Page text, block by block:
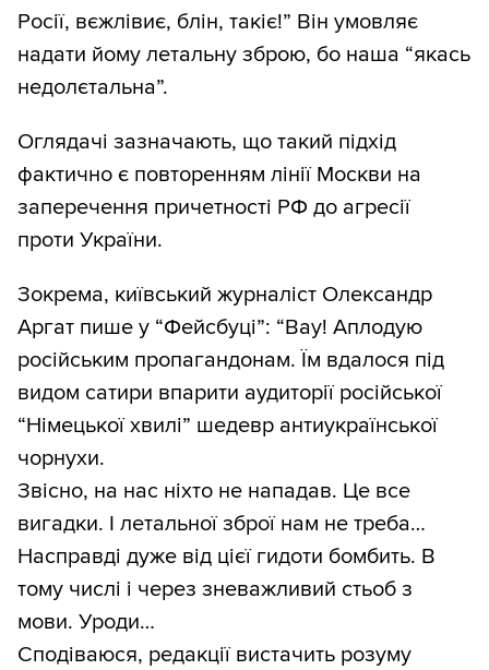
Росії, вєжлівиє, блін, такіє!” Він умовляє
надати йому летальну зброю, бо наша “якась
недолєтальна”.
Оглядачі зазначають, що такий підхід
фактично є повторенням лінії Москви на
заперечення причетності РФ до агресії
проти України.
Зокрема, київський журналіст Олександр
Аргат пише у “Фейсбуці”: “Вау! Аплодую
російським пропагандонам. Їм вдалося під
видом сатири впарити аудиторії російської
“Німецької хвилі” шедевр антиукраїнської
чорнухи.
Звісно, на нас ніхто не нападав. Це все
вигадки. І летальної зброї нам не треба…
Насправді дуже від цієї гидоти бомбить. В
тому числі і через зневажливий стьоб з
мови. Уроди…
Сподіваюся, редакції вистачить розуму